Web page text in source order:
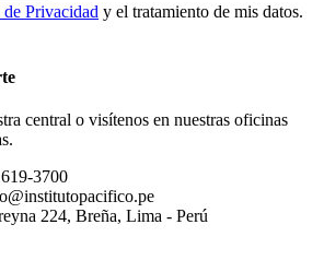
Privacidad y el tratamiento de mis datos.
central o visítenos en nuestras oficinas
3700
224, Breña, Lima - Perú